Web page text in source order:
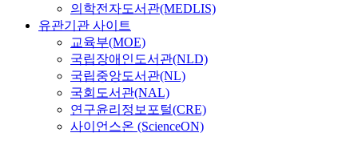
의학전자도서관(MEDLIS)
유관기관 사이트
교육부(MOE)
국립장애인도서관(NLD)
국립중앙도서관(NL)
국회도서관(NAL)
연구윤리정보포털(CRE)
사이언스온 (ScienceON)